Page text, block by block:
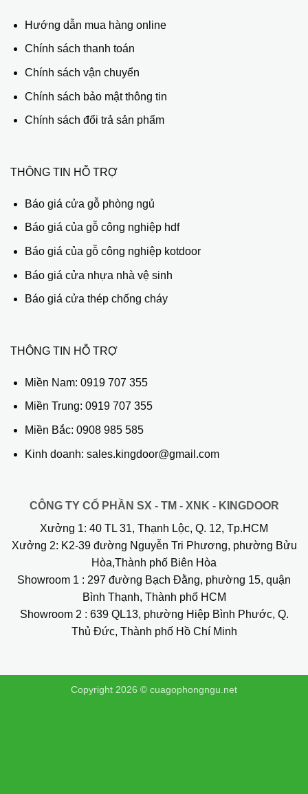
Hướng dẫn mua hàng online
Chính sách thanh toán
Chính sách vận chuyển
Chính sách bảo mật thông tin
Chính sách đổi trả sản phẩm
THÔNG TIN HỖ TRỢ
Báo giá cửa gỗ phòng ngủ
Báo giá của gỗ công nghiệp hdf
Báo giá của gỗ công nghiệp kotdoor
Báo giá cửa nhựa nhà vệ sinh
Báo giá cửa thép chống cháy
THÔNG TIN HỖ TRỢ
Miền Nam: 0919 707 355
Miền Trung: 0919 707 355
Miền Bắc: 0908 985 585
Kinh doanh: sales.kingdoor@gmail.com
CÔNG TY CỔ PHẦN SX - TM - XNK - KINGDOOR
Xưởng 1: 40 TL 31, Thạnh Lộc, Q. 12, Tp.HCM
Xưởng 2: K2-39 đường Nguyễn Tri Phương, phường Bửu
Hòa,Thành phố Biên Hòa
Showroom 1 : 297 đường Bạch Đằng, phường 15, quận
Bình Thạnh, Thành phố HCM
Showroom 2 : 639 QL13, phường Hiệp Bình Phước, Q.
Thủ Đức, Thành phố Hồ Chí Minh
Copyright 2026 © cuagophongngu.net